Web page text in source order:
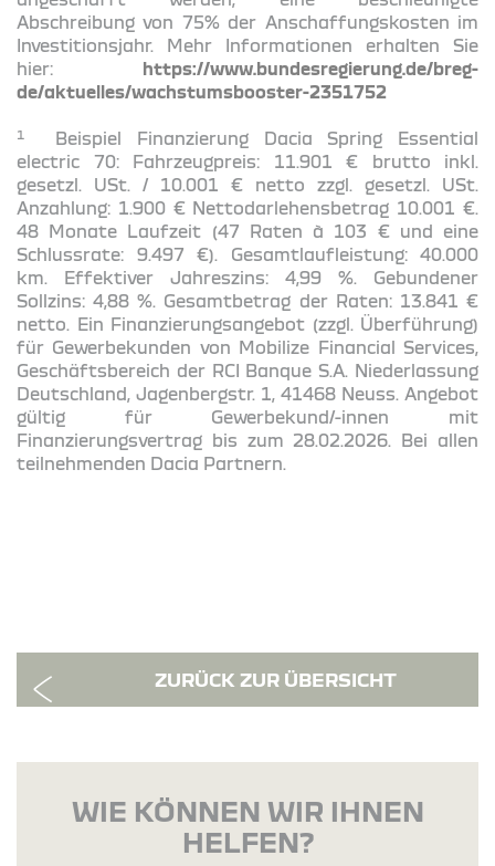
Abschreibung von 75% der Anschaffungskosten im
Investitionsjahr. Mehr Informationen erhalten Sie
hier: https://www.bundesregierung.de/breg-
de/aktuelles/wachstumsbooster-2351752
1
Beispiel Finanzierung Dacia Spring Essential
electric 70: Fahrzeugpreis: 11.901 € brutto inkl.
gesetzl. USt. / 10.001 € netto zzgl. gesetzl. USt.
Anzahlung: 1.900 € Nettodarlehensbetrag 10.001 €.
48 Monate Laufzeit (47 Raten à 103 € und eine
Schlussrate: 9.497 €). Gesamtlaufleistung: 40.000
km. Effektiver Jahreszins: 4,99 %. Gebundener
Sollzins: 4,88 %. Gesamtbetrag der Raten: 13.841 €
netto. Ein Finanzierungsangebot (zzgl. Überführung)
für Gewerbekunden von Mobilize Financial Services,
Geschäftsbereich der RCI Banque S.A. Niederlassung
Deutschland, Jagenbergstr. 1, 41468 Neuss. Angebot
gültig für Gewerbekund/-innen mit
Finanzierungsvertrag bis zum 28.02.2026. Bei allen
teilnehmenden Dacia Partnern.
ZURÜCK ZUR ÜBERSICHT
WIE KÖNNEN WIR IHNEN
HELFEN?